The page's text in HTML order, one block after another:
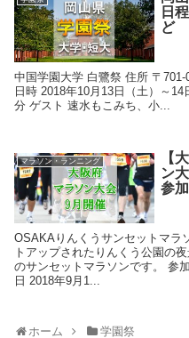
日
ど
中国学園大学 白鷺祭 住所 〒
日時 2018年10月13日（土）～
分 ゲスト 速水もこみち、小...
マラソン・ランニング
【
ン
参
OSAKAりんくうサンセットマラ
トアップされたりんくう公園の
のサンセットマラソンです。 参
日 2018年9月1...
ホーム 学園祭